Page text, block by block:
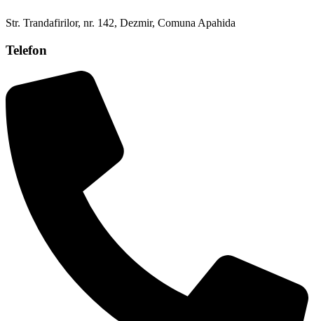
Str. Trandafirilor, nr. 142, Dezmir, Comuna Apahida
Telefon